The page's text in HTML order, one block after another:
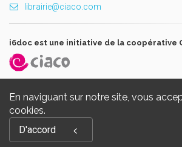
En naviguant sur notre site, vous
cookies.
D'accord
librairie@ciaco.com
i6doc est une initiative de la coopérative